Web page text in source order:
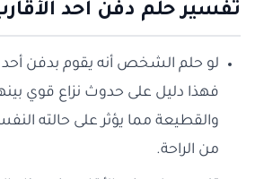
تفسير حلم دفن أحد
لو حلم الشخص أنه يقوم بدفن أحد
فهذا دليل على حدوث نزاع قوي
والقطيعة مما يؤثر على حالته
من الراحة.